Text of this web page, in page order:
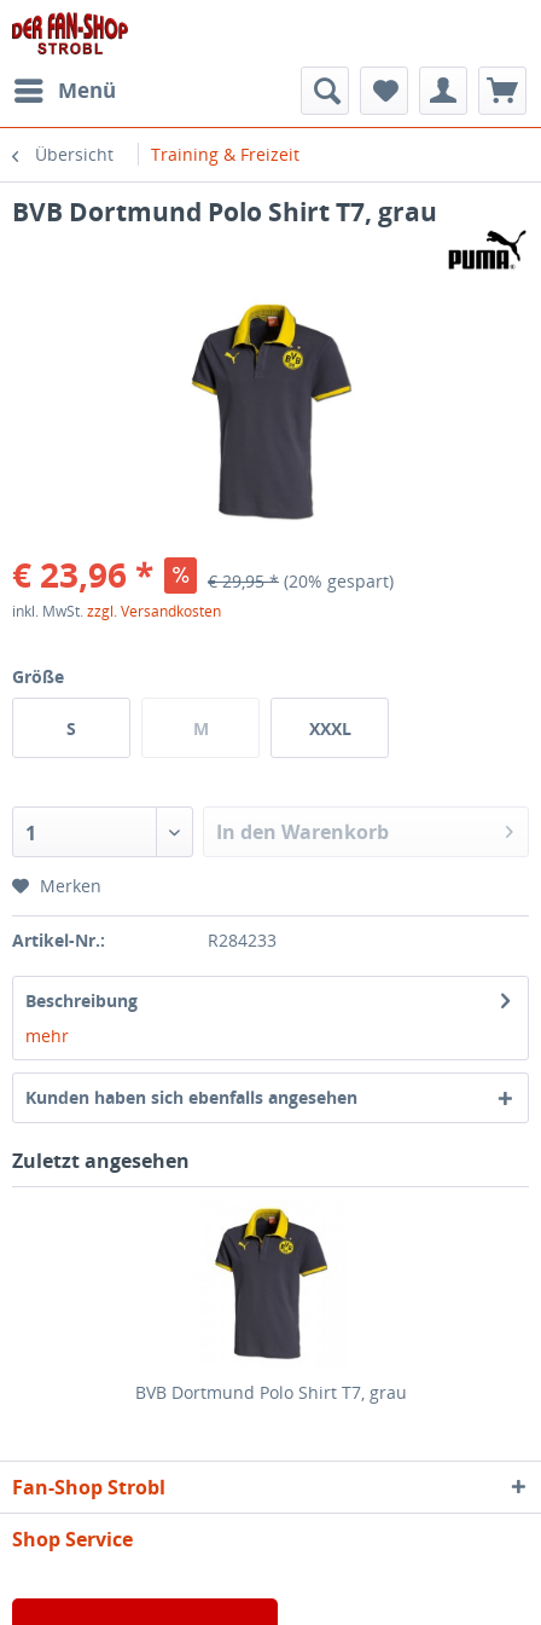
Menü
Übersicht Training & Freizeit
BVB Dortmund Polo Shirt T7, grau
€ 23,96 * € 29,95 * (20% gespart)
inkl. MwSt.zzgl. Versandkosten
Größe
S M XXXL
1 In den Warenkorb
Merken
Artikel-Nr.: R284233
Beschreibung
mehr
Kunden haben sich ebenfalls angesehen
Zuletzt angesehen
BVB Dortmund Polo Shirt T7, grau
Fan-Shop Strobl
Shop Service